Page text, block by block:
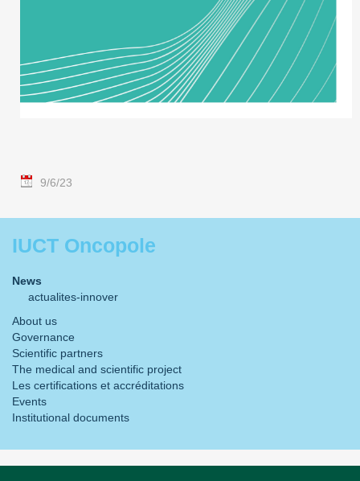
9/6/23
IUCT Oncopole
News
actualites-innover
About us
Governance
Scientific partners
The medical and scientific project
Les certifications et accréditations
Events
Institutional documents